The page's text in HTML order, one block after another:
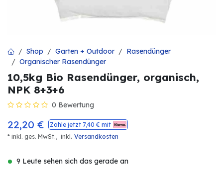
Shop Garten + Outdoor
Rasendünger
Organischer Rasendünger
10,5kg Bio Rasendünger, organisch,
NPK 8+3+6
0 Bewertung
22,20 € Zahle jetzt 7,40 € mit
* inkl. ges. MwSt., inkl . Versandkosten
9 Leute sehen sich das gerade an